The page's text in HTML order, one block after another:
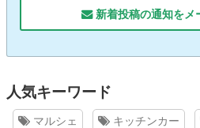
新着投稿の通知をメ
人気キーワード
マルシェ キッチンカー